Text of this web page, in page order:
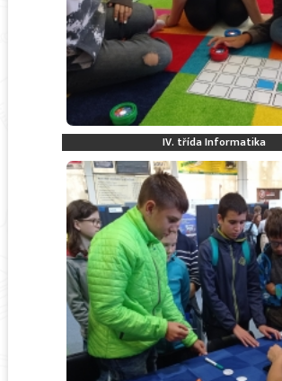
IV. třída Informatika